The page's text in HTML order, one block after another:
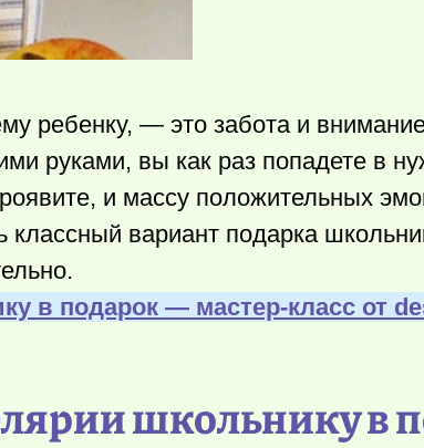
ребенку, — это забота и
руками, вы как раз попадете в
и массу положительных
вариант подарка
в подарок — мастер-класс от
школьнику в